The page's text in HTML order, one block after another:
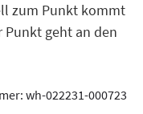
zum Punkt kommt
geht an den
wh-022231-000723